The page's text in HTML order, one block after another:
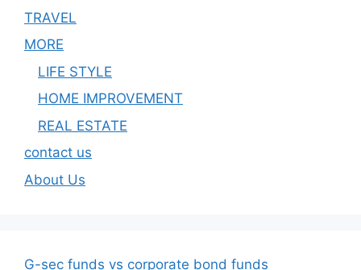
TRAVEL
MORE
LIFE STYLE
HOME IMPROVEMENT
REAL ESTATE
contact us
About Us
G-sec funds vs corporate bond funds